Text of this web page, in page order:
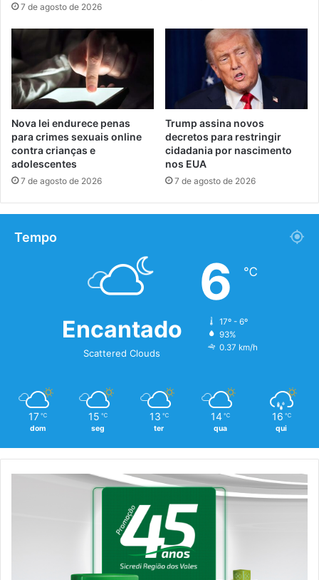
7 de agosto de 2026
Nova lei endurece penas
para crimes sexuais online
contra crianças e
adolescentes
7 de agosto de 2026
Trump assina novos
decretos para restringir
cidadania por nascimento
nos EUA
7 de agosto de 2026
Tempo
Encantado
Scattered Clouds
6 ℃
17º - 6º
93%
0.37 km/h
17 ℃
dom
15 ℃
seg
13 ℃
ter
14 ℃
qua
16 ℃
qui